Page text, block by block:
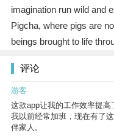
imagination run wild and
Pigcha, where pigs are
beings brought to life
评论
游客
这款app让我的工作效率提高
我以前经常加班，现在有了
伴家人。